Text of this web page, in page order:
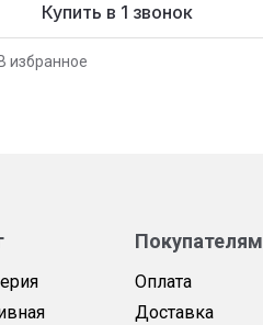
Купить в 1 звонок
избранное
Покупателям
Оплата
Доставка